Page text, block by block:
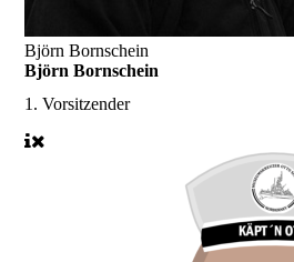
Björn Bornschein
Björn Bornschein
1. Vorsitzender